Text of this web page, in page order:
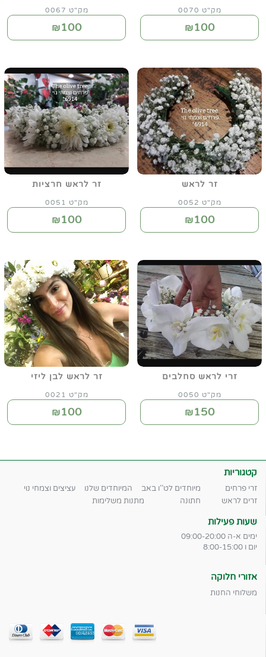
מק"ט 0070
₪100
מק"ט 0067
₪100
זר לראש
מק"ט 0052
₪100
זר לראש חרציות
מק"ט 0051
₪100
זרי לראש סחלבים
מק"ט 0050
₪150
זר לראש לבן ליזי
מק"ט 0021
₪100
קטגוריות
זרי פרחים מיוחדים לט''ו באב המיוחדים שלנו
עציצים וצמחי נוי
זרים לראש
חתונה מתנות משלימות
שעות פעילות
ימים א-ה 09:00-20:00
יום ו 8:00-15:00
אזורי חלוקה
משלוחי החנות